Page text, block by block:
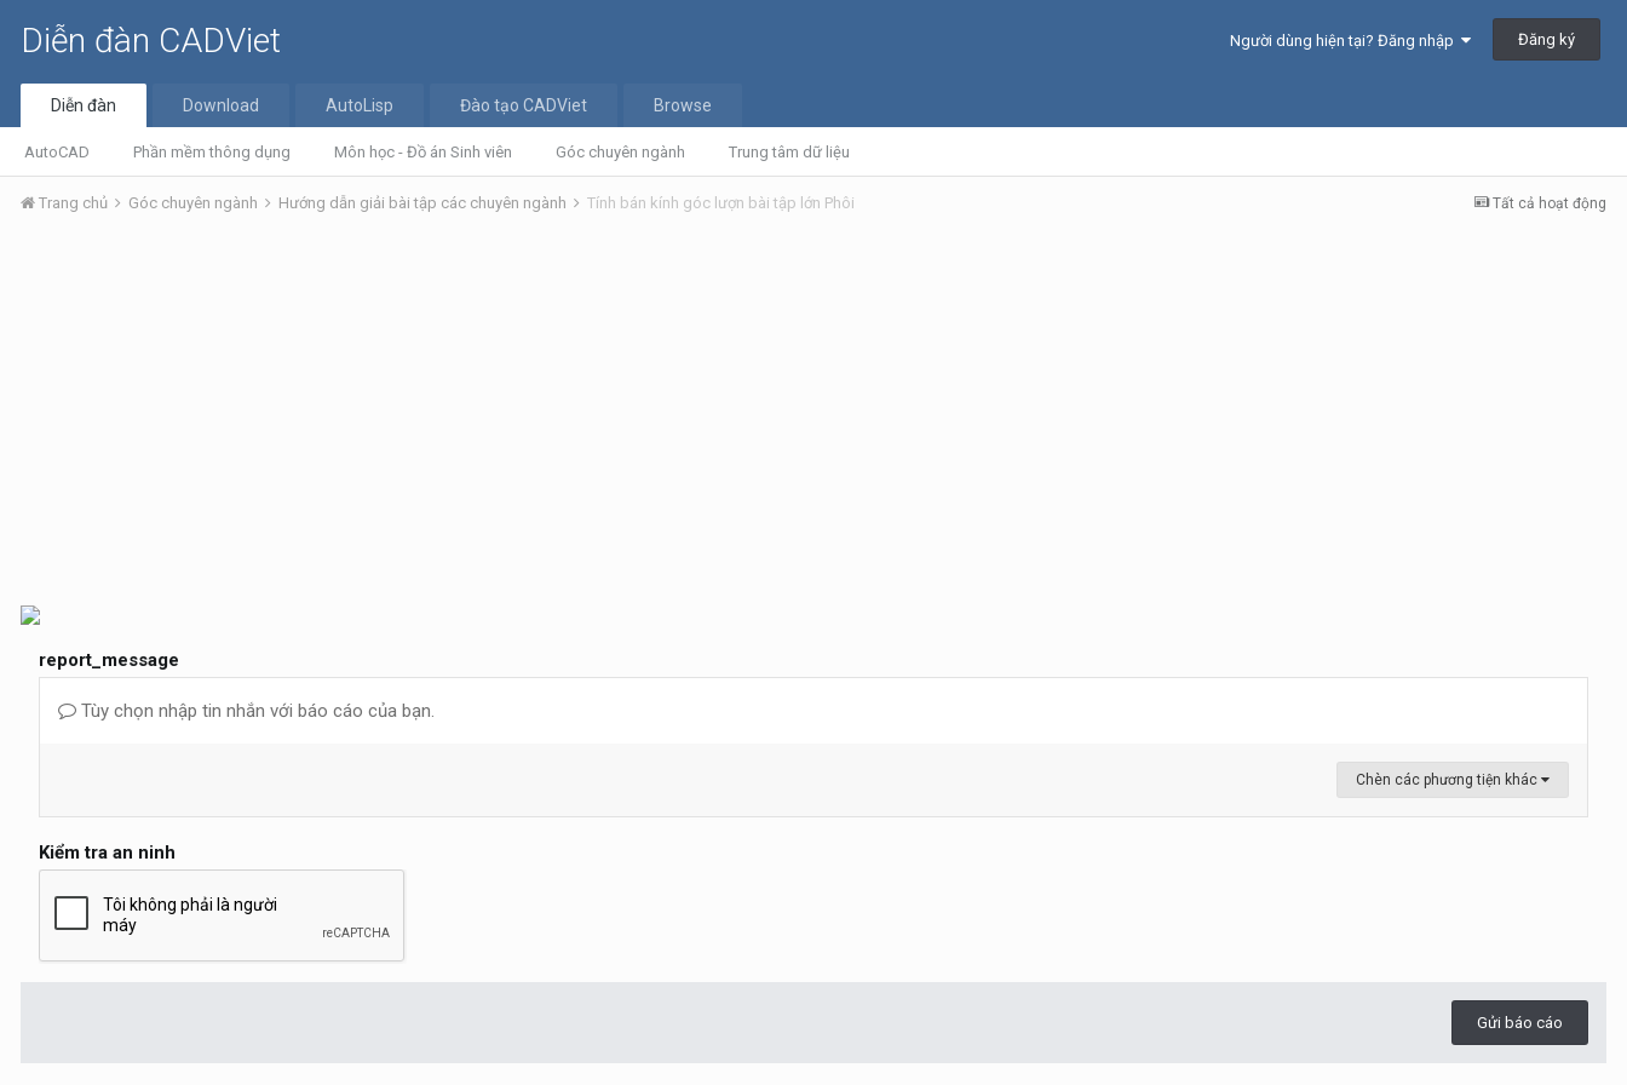
Diễn đàn CADViet Người dùng hiện tại? Đăng nhập Đăng ký
Diễn đàn
AutoCAD Phần mềm thông dụng Môn học - Đồ án Sinh viên Góc chuyên ngành Trung tâm dữ liệu
Download AutoLisp Đào tạo CADViet Browse
Tất cả hoạt động
Trang chủ Góc chuyên ngành Hướng dẫn giải bài tập các chuyên ngành Tính bán kính góc lượn bài tập lớn Phôi
report_message
Tùy chọn nhập tin nhắn với báo cáo của bạn.
Chèn các phương tiện khác
Kiểm tra an ninh
Gửi báo cáo